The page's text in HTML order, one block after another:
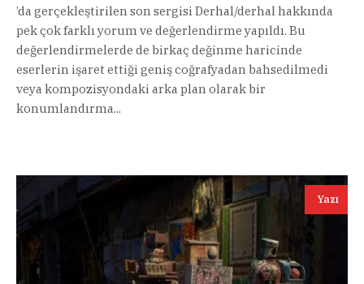
’da gerçekleştirilen son sergisi Derhal/derhal hakkında
pek çok farklı yorum ve değerlendirme yapıldı. Bu
değerlendirmelerde de birkaç değinme haricinde
eserlerin işaret ettiği geniş coğrafyadan bahsedilmedi
veya kompozisyondaki arka plan olarak bir
konumlandırma...
Yazı